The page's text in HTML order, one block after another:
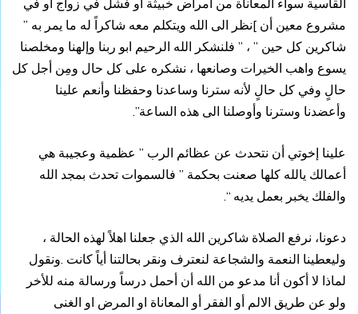
مشروع معين أن ]نظر الى الله ويتكلم معه شاكراً له ما يمر به ”
شاكرين كل حين ” ، ” فلنشكر الله الرحيم ابو ربنا وإلهنا ومخلصنا
يسوع واهب الخيرات وصانعها ، نشكره على كل حال ومِن أجل كل
حالٍ وفي كل حالٍ لأنه سترنا وساعدنا وحفظنا وأنعم علينا
وأعضدنا وسترنا وأوصلنا الى هذه الساعة”.
علينا إخوتي أن نتحدث عن عظائم الرب ” عظمية وعجيبة هي
أعمالك يالله كلها صعنت بحكمة ” فالسموات تحدث بمجد الله
والفلك يخبر بعمل يديه “.
دعونا، نرفع الصلاة شاكرين الله الذي جعلنا اهلاً لهذه الحالة ،
وليعطينا النعمة والشجاعة لنعترف ونقر بحالتنا أياً كانت .ونقول
لماذا لا أكون أنا مدعو من الله أن أحمل درساً ورسالة منه للأخر
ولو عن طريق الالم أو الفقر أو المعاناة او المرض او الغنى